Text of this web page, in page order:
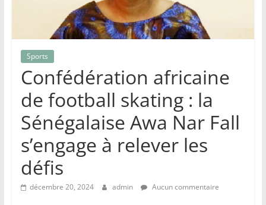
Sports
Confédération africaine
de football skating : la
Sénégalaise Awa Nar Fall
s’engage à relever les
défis
décembre 20, 2024 admin Aucun commentaire